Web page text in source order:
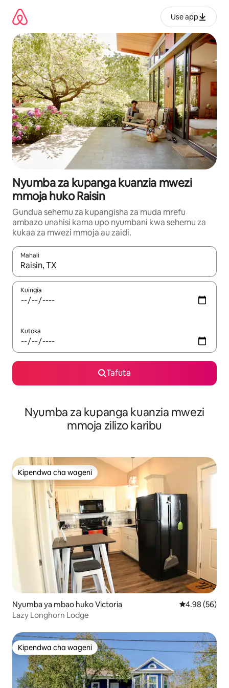
kwenda
kwenye
maudhui
Use app
Nyumba za kupanga kuanzia mwezi
mmoja huko Raisin
Gundua sehemu za kupangisha za muda mrefu
ambazo unahisi kama upo nyumbani kwa sehemu za
kukaa za mwezi mmoja au zaidi.
Mahali
Wakati matokeo yanapatikana, vinjari kwa kutumia vitufe vya
Kuingia
Kutoka
Tafuta
Nyumba za kupanga kuanzia mwezi
mmoja zilizo karibu
Kipendwa cha wageni
Kipendwa cha wageni
Nyumba ya mbao huko Victoria Ukadiriaji wa
4.98 (56)
Lazy Longhorn Lodge
Kipendwa cha wageni
Kipendwa cha wageni